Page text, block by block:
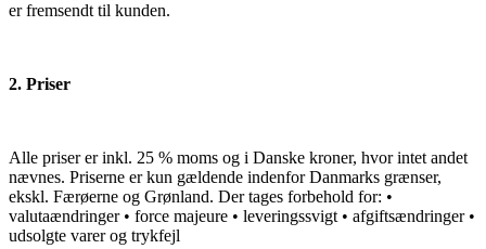
er fremsendt til kunden.
2. Priser
Alle priser er inkl. 25 % moms og i Danske kroner, hvor intet andet
nævnes. Priserne er kun gældende indenfor Danmarks grænser,
ekskl. Færøerne og Grønland. Der tages forbehold for: •
valutaændringer • force majeure • leveringssvigt • afgiftsændringer •
udsolgte varer og trykfejl